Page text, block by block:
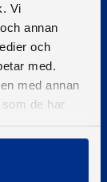
Vi
annan
och
med.
med annan
de har